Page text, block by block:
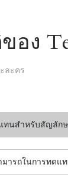
อง
ละคร
ทนสำหรับสัญลัก
มารถในการทดแ